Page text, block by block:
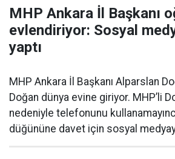
MHP Ankara İl Başkanı
evlendiriyor: Sosyal
yaptı
MHP Ankara İl Başkanı Alparslan
Doğan dünya evine giriyor. MHP’li
nedeniyle telefonunu
düğününe davet için sosyal